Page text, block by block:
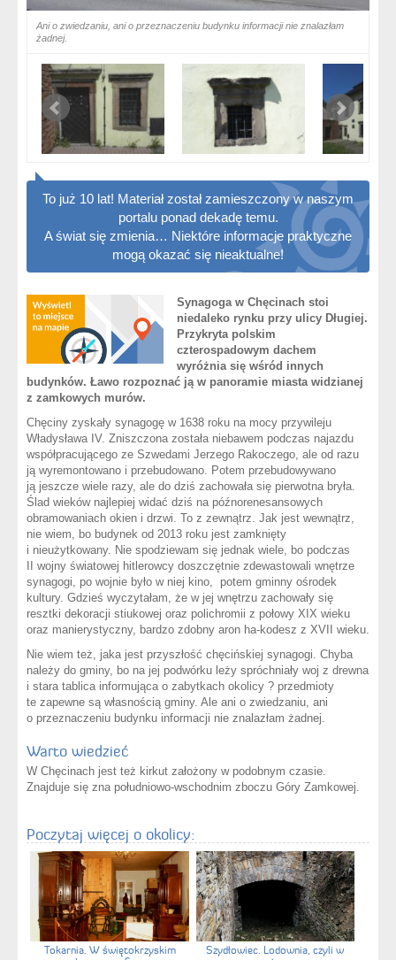
Ani o zwiedzaniu, ani o przeznaczeniu budynku informacji nie znalazłam
żadnej.
To już 10 lat! Materiał został zamieszczony w naszym
portalu ponad dekadę temu.
A świat się zmienia… Niektóre informacje praktyczne
mogą okazać się nieaktualne!
Synagoga w Chęcinach stoi
niedaleko rynku przy ulicy Długiej.
Przykryta polskim
czterospadowym dachem
wyróżnia się wśród innych
budynków. Ławo rozpoznać ją w panoramie miasta widzianej
z zamkowych murów.
Chęciny zyskały synagogę w 1638 roku na mocy przywileju
Władysława IV. Zniszczona została niebawem podczas najazdu
współpracującego ze Szwedami Jerzego Rakoczego, ale od razu
ją wyremontowano i przebudowano. Potem przebudowywano
ją jeszcze wiele razy, ale do dziś zachowała się pierwotna bryła.
Ślad wieków najlepiej widać dziś na późnorenesansowych
obramowaniach okien i drzwi. To z zewnątrz. Jak jest wewnątrz,
nie wiem, bo budynek od 2013 roku jest zamknięty
i nieużytkowany. Nie spodziewam się jednak wiele, bo podczas
II wojny światowej hitlerowcy doszczętnie zdewastowali wnętrze
synagogi, po wojnie było w niej kino, potem gminny ośrodek
kultury. Gdzieś wyczytałam, że w jej wnętrzu zachowały się
resztki dekoracji stiukowej oraz polichromii z połowy XIX wieku
oraz manierystyczny, bardzo zdobny aron ha-kodesz z XVII wieku.
Nie wiem też, jaka jest przyszłość chęcińskiej synagogi. Chyba
należy do gminy, bo na jej podwórku leży spróchniały woj z drewna
i stara tablica informująca o zabytkach okolicy ? przedmioty
te zapewne są własnością gminy. Ale ani o zwiedzaniu, ani
o przeznaczeniu budynku informacji nie znalazłam żadnej.
Warto wiedzieć
W Chęcinach jest też kirkut założony w podobnym czasie.
Znajduje się zna południowo-wschodnim zboczu Góry Zamkowej.
Poczytaj więcej o okolicy:
Tokarnia. W świętokrzyskim
Szydłowiec. Lodownia, czyli w